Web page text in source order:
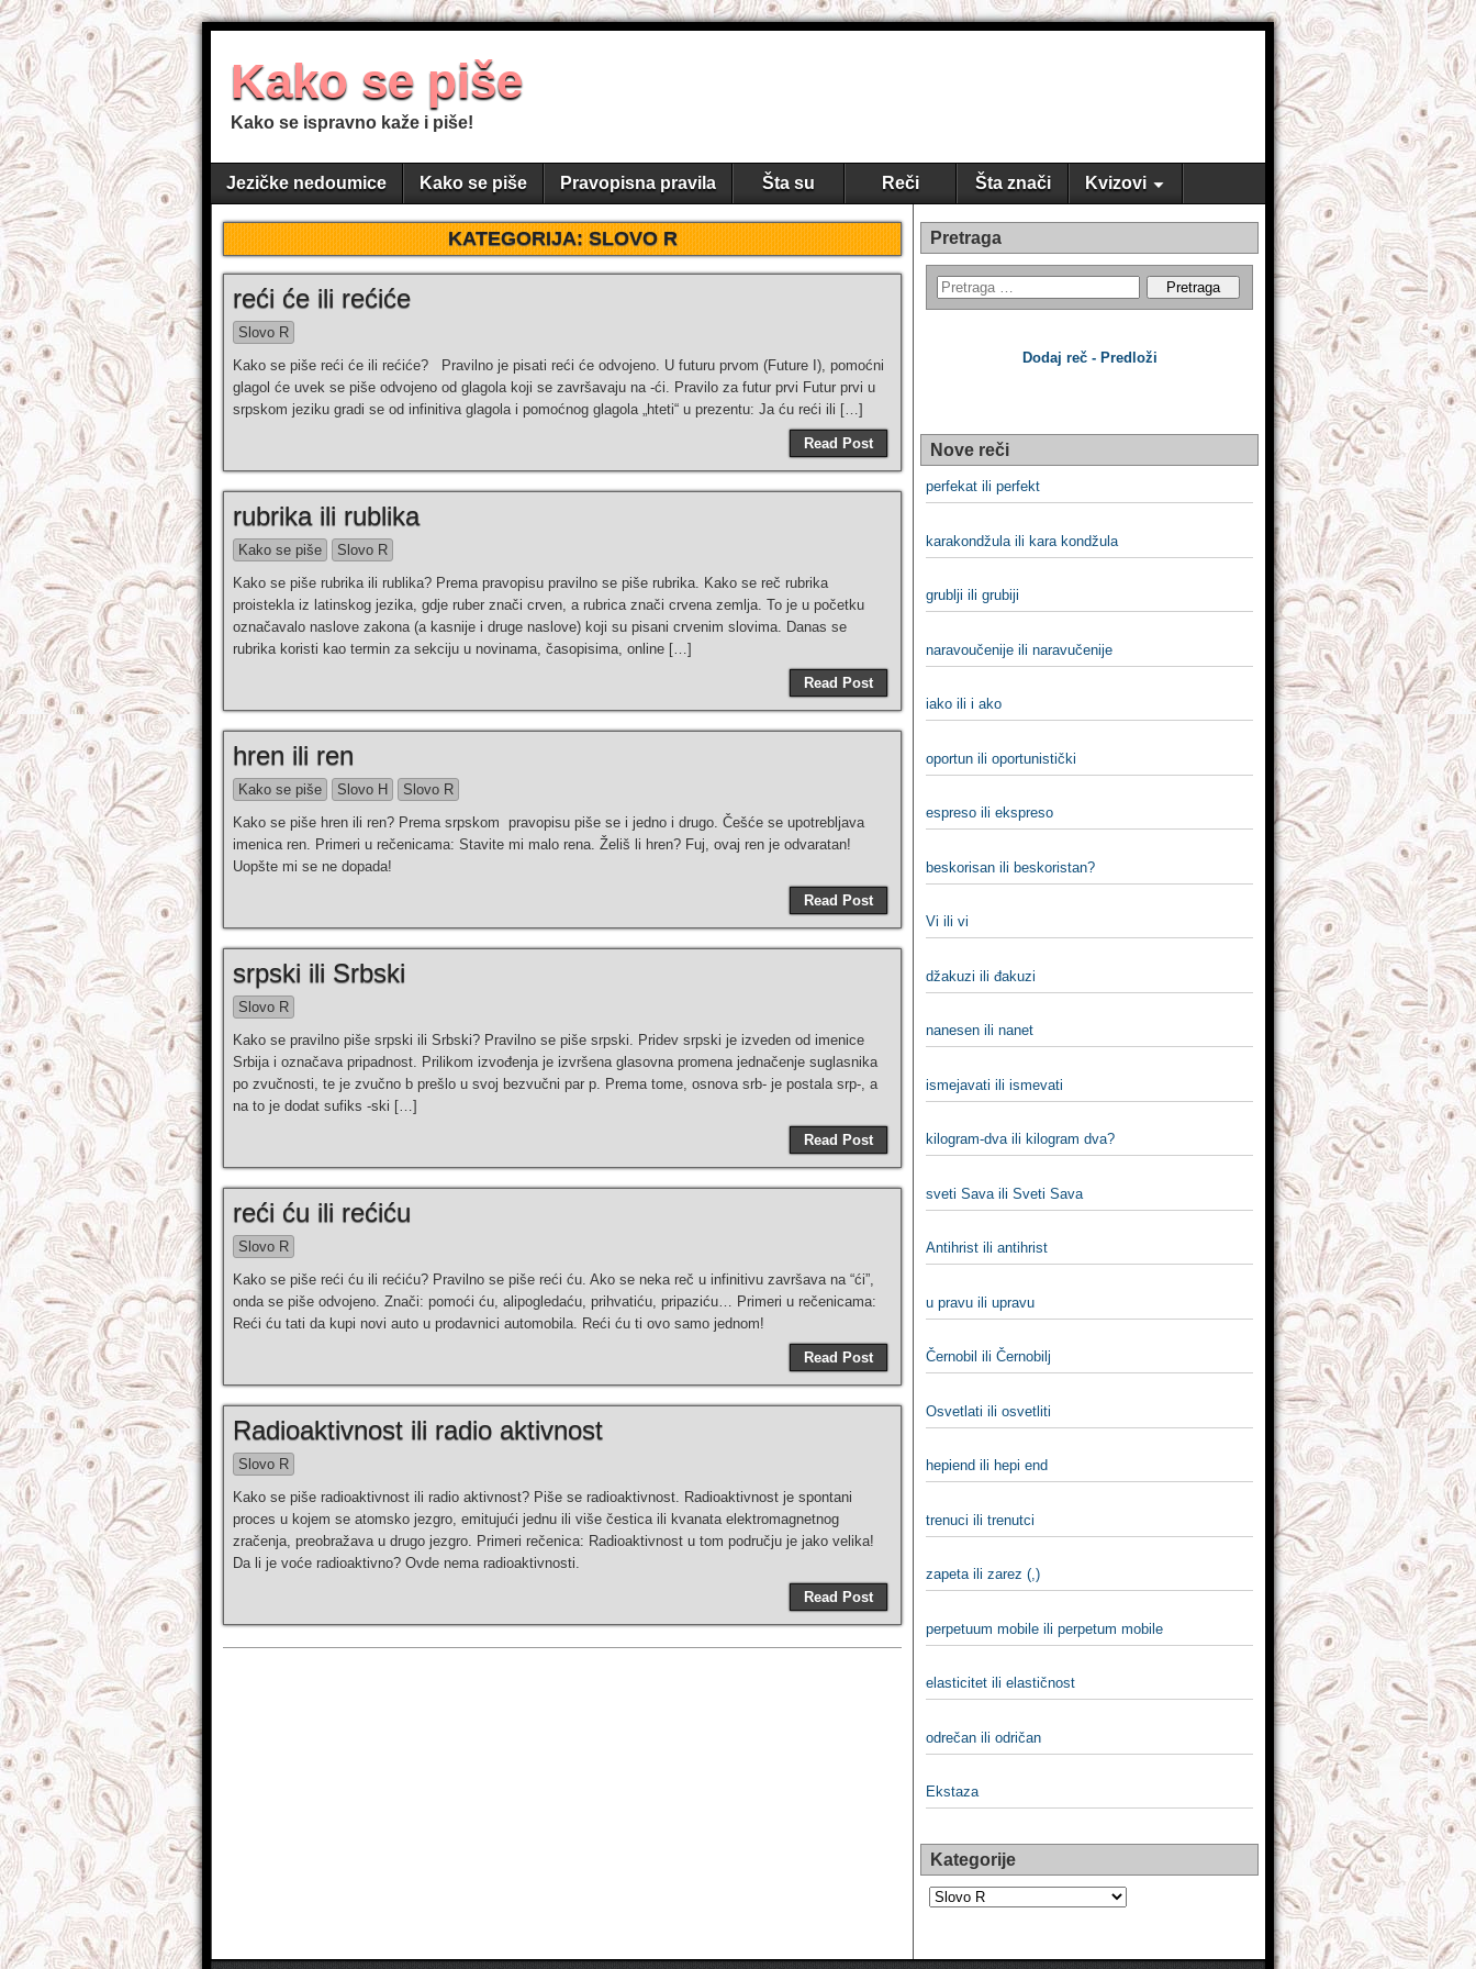
Kako se piše
Kako se ispravno kaže i piše!
Jezičke nedoumice Kako se piše Pravopisna pravila Šta su Reči Šta znači Kvizovi
KATEGORIJA:SLOVO R
reći će ili rećiće
Slovo R
Kako se piše reći će ili rećiće? Pravilno je pisati reći će odvojeno. U futuru prvom (Future I), pomoćni
glagol će uvek se piše odvojeno od glagola koji se završavaju na -ći. Pravilo za futur prvi Futur prvi u
srpskom jeziku gradi se od infinitiva glagola i pomoćnog glagola „hteti“ u prezentu: Ja ću reći ili […]
Read Post
rubrika ili rublika
Kako se piše
Slovo R
Kako se piše rubrika ili rublika? Prema pravopisu pravilno se piše rubrika. Kako se reč rubrika
proistekla iz latinskog jezika, gdje ruber znači crven, a rubrica znači crvena zemlja. To je u početku
označavalo naslove zakona (a kasnije i druge naslove) koji su pisani crvenim slovima. Danas se
rubrika koristi kao termin za sekciju u novinama, časopisima, online […]
Read Post
hren ili ren
Kako se piše Slovo H
Slovo R
Kako se piše hren ili ren? Prema srpskom pravopisu piše se i jedno i drugo. Češće se upotrebljava
imenica ren. Primeri u rečenicama: Stavite mi malo rena. Želiš li hren? Fuj, ovaj ren je odvaratan!
Uopšte mi se ne dopada!
Read Post
srpski ili Srbski
Slovo R
Kako se pravilno piše srpski ili Srbski? Pravilno se piše srpski. Pridev srpski je izveden od imenice
Srbija i označava pripadnost. Prilikom izvođenja je izvršena glasovna promena jednačenje suglasnika
po zvučnosti, te je zvučno b prešlo u svoj bezvučni par p. Prema tome, osnova srb- je postala srp-, a
na to je dodat sufiks -ski […]
Read Post
reći ću ili rećiću
Slovo R
Kako se piše reći ću ili rećiću? Pravilno se piše reći ću. Ako se neka reč u infinitivu završava na “ći”,
onda se piše odvojeno. Znači: pomoći ću, alipogledaću, prihvatiću, pripaziću… Primeri u rečenicama:
Reći ću tati da kupi novi auto u prodavnici automobila. Reći ću ti ovo samo jednom!
Read Post
Radioaktivnost ili radio aktivnost
Slovo R
Kako se piše radioaktivnost ili radio aktivnost? Piše se radioaktivnost. Radioaktivnost je spontani
proces u kojem se atomsko jezgro, emitujući jednu ili više čestica ili kvanata elektromagnetnog
zračenja, preobražava u drugo jezgro. Primeri rečenica: Radioaktivnost u tom području je jako velika!
Da li je voće radioaktivno? Ovde nema radioaktivnosti.
Read Post
Pretraga
Dodaj reč - Predloži
Nove reči
perfekat ili perfekt
karakondžula ili kara kondžula
grublji ili grubiji
naravoučenije ili naravučenije
iako ili i ako
oportun ili oportunistički
espreso ili ekspreso
beskorisan ili beskoristan?
Vi ili vi
džakuzi ili đakuzi
nanesen ili nanet
ismejavati ili ismevati
kilogram-dva ili kilogram dva?
sveti Sava ili Sveti Sava
Antihrist ili antihrist
u pravu ili upravu
Černobil ili Černobilj
Osvetlati ili osvetliti
hepiend ili hepi end
trenuci ili trenutci
zapeta ili zarez (,)
perpetuum mobile ili perpetum mobile
elasticitet ili elastičnost
odrečan ili odričan
Ekstaza
Kategorije
Kategorije